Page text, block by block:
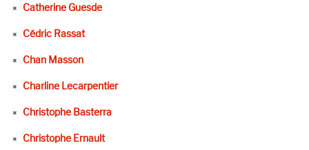
Catherine Guesde
Cédric Rassat
Chan Masson
Charline Lecarpentier
Christophe Basterra
Christophe Ernault